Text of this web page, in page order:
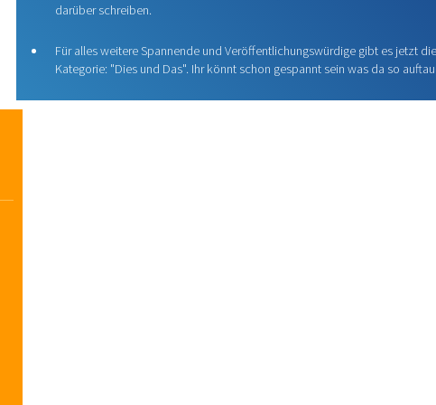
darüber schreiben.
Für alles weitere Spannende und Veröffentlichungswürdige gibt es jetzt die
Kategorie: "Dies und Das". Ihr könnt schon gespannt sein was da so